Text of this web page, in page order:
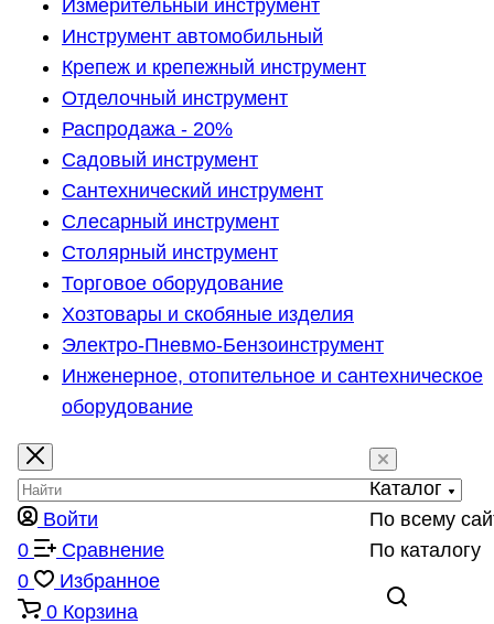
Измерительный инструмент
Инструмент автомобильный
Крепеж и крепежный инструмент
Отделочный инструмент
Распродажа - 20%
Садовый инструмент
Сантехнический инструмент
Слесарный инструмент
Столярный инструмент
Торговое оборудование
Хозтовары и скобяные изделия
Электро-Пневмо-Бензоинструмент
Инженерное, отопительное и сантехническое
оборудование
Каталог
По всему
По каталогу
Войти
0
Сравнение
0
Избранное
0 Корзина